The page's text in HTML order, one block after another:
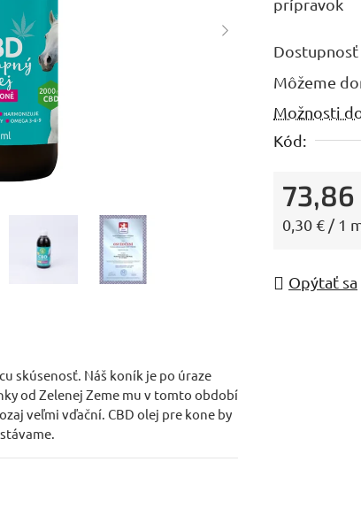
5,0
5
hviezdičiek.
prípravok
Dostupnosť
Môžeme
Možnosti
Kód:
73,86
Jednotková
0,30 € / 1
Opýtať sa
skúsenosť. Náš koník je po úraze
od Zelenej Zeme mu v tomto období
veľmi vďační. CBD olej pre kone by